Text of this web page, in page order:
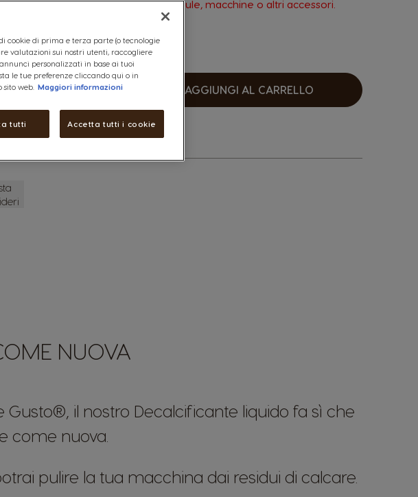
quella dedicata all'acquisto di capsule, macchine o altri accessori.
AGGIUNGI AL CARRELLO
Dei Desideri
NUOVA
il nostro Decalcificante liquido fa sì che
come nuova.
pulire la tua macchina dai residui di calcare.
cookie di prima e terza parte (o tecnologie
valutazioni sui nostri utenti, raccogliere
personalizzati in base ai tuoi
le tue preferenze cliccando qui o in
web. Maggiori informazioni
tutti Accetta tutti i cookie